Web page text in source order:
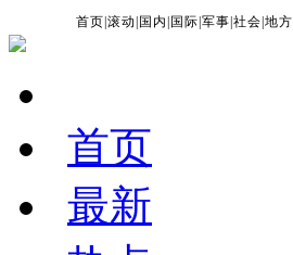
首页 |滚动 国内 国际 |军事 |社会 |地方
首页
最新